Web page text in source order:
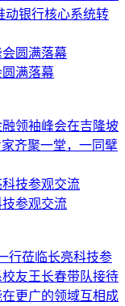
动银行核心系统转
满落幕
领袖峰会在吉隆坡
齐聚一堂，一同擘
参观交流
行莅临长亮科技参
友王长春带队接待
更广的领域互相成